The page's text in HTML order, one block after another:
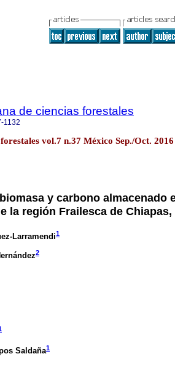
de ciencias forestales
1132
vol.7 n.37 México Sep./Oct. 2016
y carbono almacenado
la región Frailesca de Chiapas,
Larramendi1
2
Saldaña1